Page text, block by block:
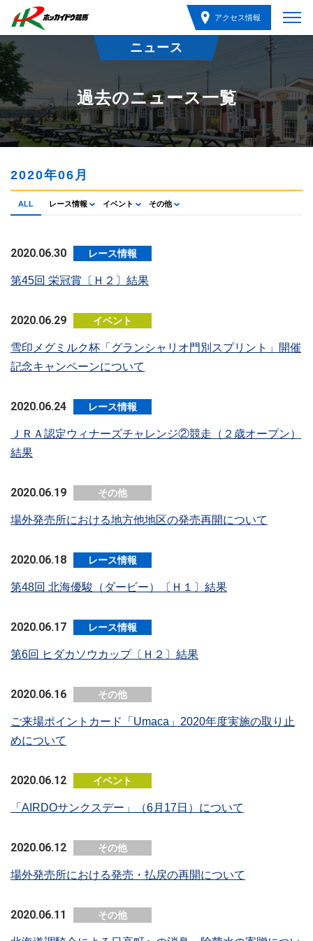
アクセス情報
ニュース
過去のニュース一覧
2020年06月
ALL レース情報 イベント その他
2020.06.30 レース情報
第45回 栄冠賞〔Ｈ２〕結果
2020.06.29 イベント
雪印メグミルク杯「グランシャリオ門別スプリント」開催
記念キャンペーンについて
2020.06.24 レース情報
ＪＲＡ認定ウィナーズチャレンジ②競走（２歳オープン）
結果
2020.06.19 その他
場外発売所における地方他地区の発売再開について
2020.06.18 レース情報
第48回 北海優駿（ダービー）〔Ｈ１〕結果
2020.06.17 レース情報
第6回 ヒダカソウカップ〔Ｈ２〕結果
2020.06.16 その他
ご来場ポイントカード「Umaca」2020年度実施の取り止
めについて
2020.06.12 イベント
「AIRDOサンクスデー」（6月17日）について
2020.06.12 その他
場外発売所における発売・払戻の再開について
2020.06.11 その他